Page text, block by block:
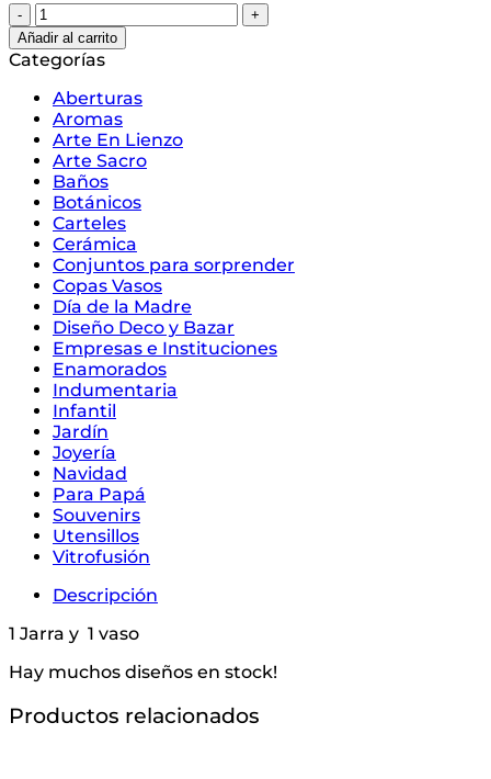
Set
Jugo
Simple
(sin
box)
cantidad
Añadir al carrito
Categorías
Aberturas
Aromas
Arte En Lienzo
Arte Sacro
Baños
Botánicos
Carteles
Cerámica
Conjuntos para sorprender
Copas Vasos
Día de la Madre
Diseño Deco y Bazar
Empresas e Instituciones
Enamorados
Indumentaria
Infantil
Jardín
Joyería
Navidad
Para Papá
Souvenirs
Utensillos
Vitrofusión
Descripción
1 Jarra y 1 vaso
Hay muchos diseños en stock!
Productos relacionados